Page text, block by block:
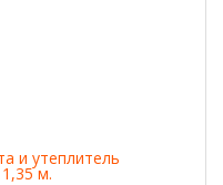
и утеплитель
м.